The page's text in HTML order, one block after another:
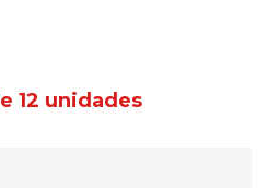
12 unidades